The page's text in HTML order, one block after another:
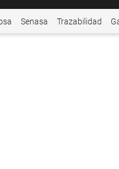
Senasa Trazabilidad